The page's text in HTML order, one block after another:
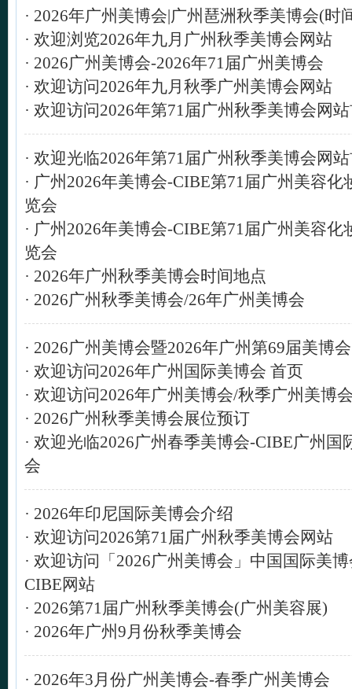
· 2026年广州美博会|广州琶洲秋季美博会(时
· 欢迎浏览2026年九月广州秋季美博会网站
· 2026广州美博会-2026年71届广州美博会
· 欢迎访问2026年九月秋季广州美博会网站
· 欢迎访问2026年第71届广州秋季美博会网
· 欢迎光临2026年第71届广州秋季美博会网
· 广州2026年美博会-CIBE第71届广州美容化
览会
· 广州2026年美博会-CIBE第71届广州美容化
览会
· 2026年广州秋季美博会时间地点
· 2026广州秋季美博会/26年广州美博会
· 2026广州美博会暨2026年广州第69届美博会
· 欢迎访问2026年广州国际美博会 首页
· 欢迎访问2026年广州美博会/秋季广州美博
· 2026广州秋季美博会展位预订
· 欢迎光临2026广州春季美博会-CIBE广州国
会
· 2026年印尼国际美博会介绍
· 欢迎访问2026第71届广州秋季美博会网站
· 欢迎访问「2026广州美博会」中国国际美
CIBE网站
· 2026第71届广州秋季美博会(广州美容展)
· 2026年广州9月份秋季美博会
· 2026年3月份广州美博会-春季广州美博会